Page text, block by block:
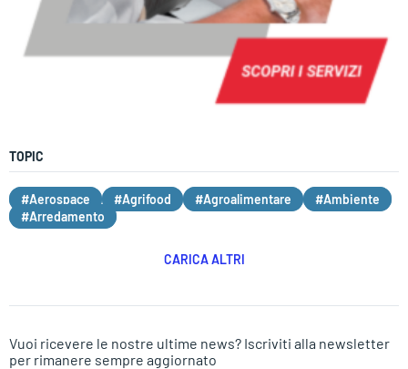
TOPIC
#Aerospace #Agrifood #Agroalimentare
#Ambiente
#Arredamento
CARICA ALTRI
Vuoi ricevere le nostre ultime news? Iscriviti alla newsletter
per rimanere sempre aggiornato